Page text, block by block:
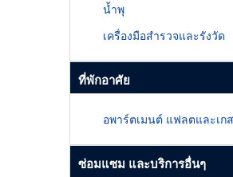
น้ำพุ
เครื่องมือสำรวจและรังวัด
ที่พักอาศัย
อพาร์ตเมนต์ แฟลตและเก
ซ่อมแซม และบริการอื่นๆ